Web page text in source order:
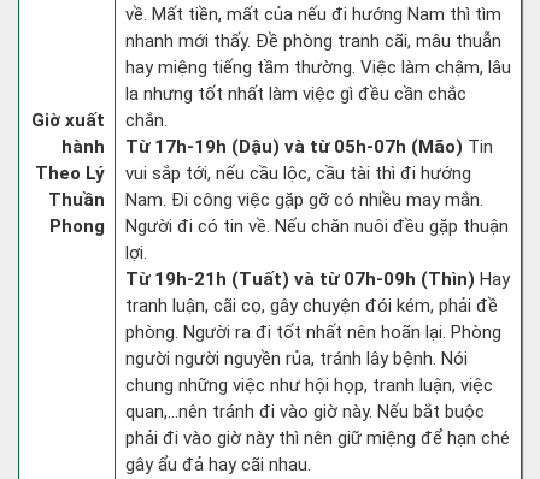
Giờ xuất
hành
Theo Lý
Thuần
Phong
về. Mất tiền, mất của nếu đi hướng Nam thì tìm
nhanh mới thấy. Đề phòng tranh cãi, mâu thuẫn
hay miệng tiếng tầm thường. Việc làm chậm, lâu
la nhưng tốt nhất làm việc gì đều cần chắc
chắn.
Từ 17h-19h (Dậu) và từ 05h-07h (Mão) Tin
vui sắp tới, nếu cầu lộc, cầu tài thì đi hướng
Nam. Đi công việc gặp gỡ có nhiều may mắn.
Người đi có tin về. Nếu chăn nuôi đều gặp thuận
lợi.
Từ 19h-21h (Tuất) và từ 07h-09h (Thìn) Hay
tranh luận, cãi cọ, gây chuyện đói kém, phải đề
phòng. Người ra đi tốt nhất nên hoãn lại. Phòng
người người nguyền rủa, tránh lây bệnh. Nói
chung những việc như hội họp, tranh luận, việc
quan,…nên tránh đi vào giờ này. Nếu bắt buộc
phải đi vào giờ này thì nên giữ miệng để hạn ché
gây ẩu đả hay cãi nhau.